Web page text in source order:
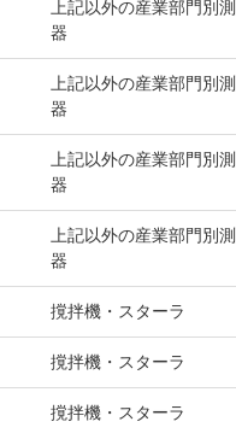
上記以外の産業部門別
器
上記以外の産業部門別
器
上記以外の産業部門別
器
上記以外の産業部門別
器
撹拌機・スターラ
撹拌機・スターラ
撹拌機・スターラ